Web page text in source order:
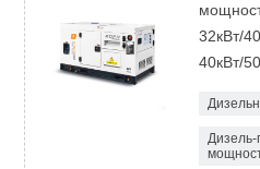
32кВт/
40кВт/
Дизель-